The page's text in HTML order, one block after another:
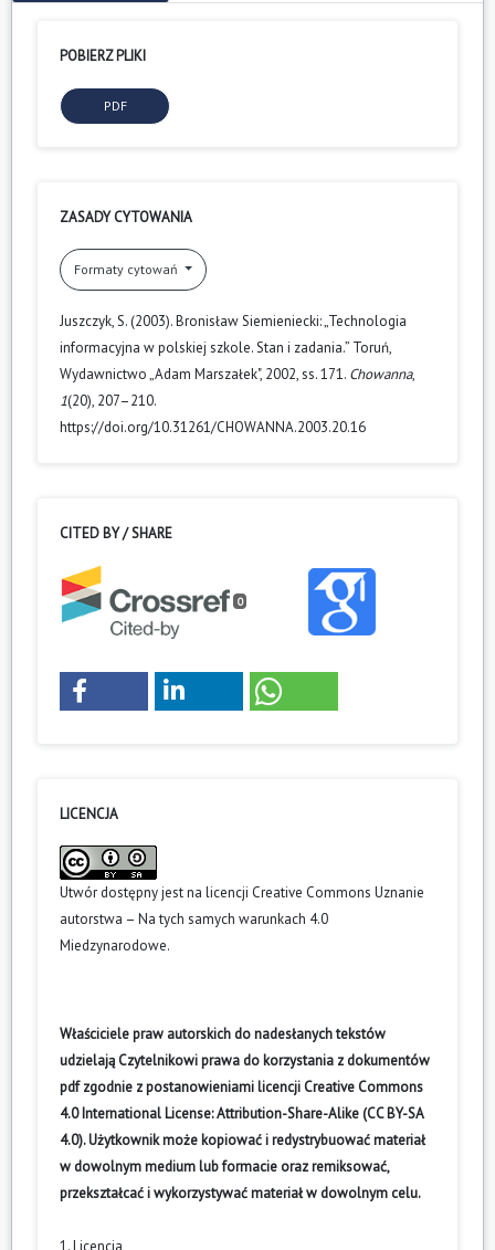
POBIERZ PLIKI
PDF
ZASADY CYTOWANIA
Formaty cytowań
Juszczyk, S. (2003). Bronisław Siemieniecki: „Technologia
informacyjna w polskiej szkole. Stan i zadania.” Toruń,
Wydawnictwo „Adam Marszałek", 2002, ss. 171. Chowanna,
1(20), 207–210.
https://doi.org/10.31261/CHOWANNA.2003.20.16
CITED BY / SHARE
0
LICENCJA
Utwór dostępny jest na licencji Creative Commons Uznanie
autorstwa – Na tych samych warunkach 4.0
Miedzynarodowe.
Właściciele praw autorskich do nadesłanych tekstów
udzielają Czytelnikowi prawa do korzystania z dokumentów
pdf zgodnie z postanowieniami licencji Creative Commons
4.0 International License: Attribution-Share-Alike (CC BY-SA
4.0). Użytkownik może kopiować i redystrybuować materiał
w dowolnym medium lub formacie oraz remiksować,
przekształcać i wykorzystywać materiał w dowolnym celu.